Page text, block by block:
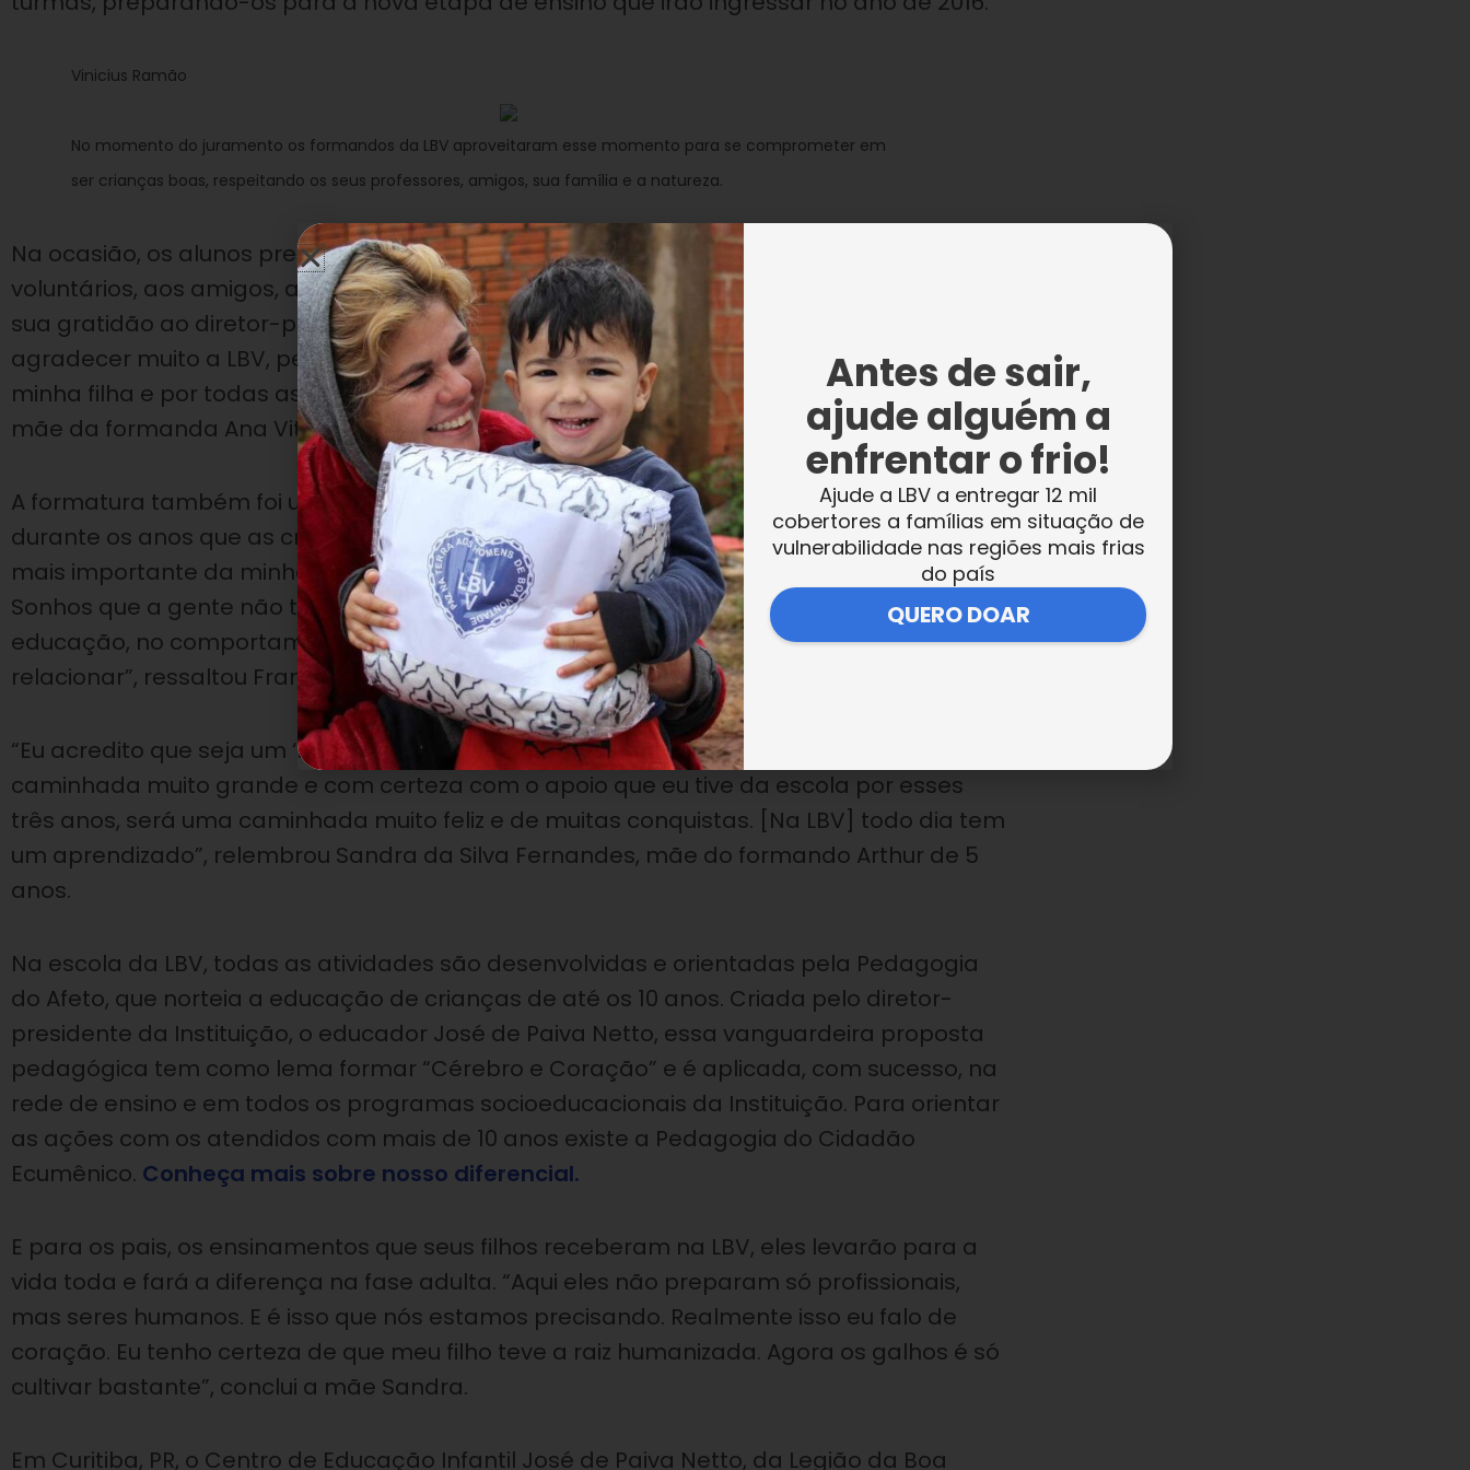
Vinicius Ramão
No momento do juramento os formandos da LBV aproveitaram esse momento para se comprometer em
ser crianças boas, respeitando os seus professores, amigos, sua família e a natureza.
Na ocasião, os alunos prestaram homenagens ao corpo docente da Escola, aos
voluntários, aos amigos, a seus familiares e à Deus. Eles também demonstraram toda a
sua gratidão ao diretor-presidente da LBV, o educador José de Paiva Netto. “Só tenho a
agradecer muito a LBV, pela educação, por tudo, pelo amor e carinho que tem pela
minha filha e por todas as crianças. Eu sou muito grata!”, destacou Schayana Garcia,
mãe da formanda Ana Vittória, de 5 anos.
A formatura também foi um momento para relembrar todo o aprendizado adquirido
durante os anos que as crianças foram atendidas pela Legião da Boa Vontade. “É o dia
mais importante da minha vida. O que sinto é orgulho, emoção de sonhos realizados.
Sonhos que a gente não teve e que estamos realizando nos filhos. A LBV ajudou na
educação, no comportamento, a ler, escrever, a como tratar o próximo, o amigo, a se
relacionar”, ressaltou Francieli Borges Grangeiro, mãe da Geovana de 6 anos.
“Eu acredito que seja um ‘fechamento’ da infância e o primeiro passo para uma
caminhada muito grande e com certeza com o apoio que eu tive da escola por esses
três anos, será uma caminhada muito feliz e de muitas conquistas. [Na LBV] todo dia tem
um aprendizado”, relembrou Sandra da Silva Fernandes, mãe do formando Arthur de 5
anos.
Na escola da LBV, todas as atividades são desenvolvidas e orientadas pela Pedagogia
do Afeto, que norteia a educação de crianças de até os 10 anos. Criada pelo diretor-
presidente da Instituição, o educador José de Paiva Netto, essa vanguardeira proposta
pedagógica tem como lema formar “Cérebro e Coração” e é aplicada, com sucesso, na
rede de ensino e em todos os programas socioeducacionais da Instituição. Para orientar
as ações com os atendidos com mais de 10 anos existe a Pedagogia do Cidadão
Ecumênico. Conheça mais sobre nosso diferencial.
E para os pais, os ensinamentos que seus filhos receberam na LBV, eles levarão para a
vida toda e fará a diferença na fase adulta. “Aqui eles não preparam só profissionais,
mas seres humanos. E é isso que nós estamos precisando. Realmente isso eu falo de
coração. Eu tenho certeza de que meu filho teve a raiz humanizada. Agora os galhos é só
cultivar bastante”, conclui a mãe Sandra.
Em Curitiba, PR, o Centro de Educação Infantil José de Paiva Netto, da Legião da Boa
Antes de sair,
ajude alguém a
enfrentar o frio!
Ajude a LBV a entregar 12 mil
cobertores a famílias em situação de
vulnerabilidade nas regiões mais frias
do país
QUERO DOAR